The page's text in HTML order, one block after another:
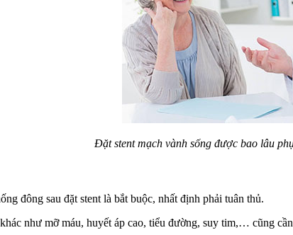
Đặt stent mạch vành sống được bao lâu
đông sau đặt stent là bắt buộc, nhất định phải tuân thủ.
như mỡ máu, huyết áp cao, tiểu đường, suy tim,… cũng